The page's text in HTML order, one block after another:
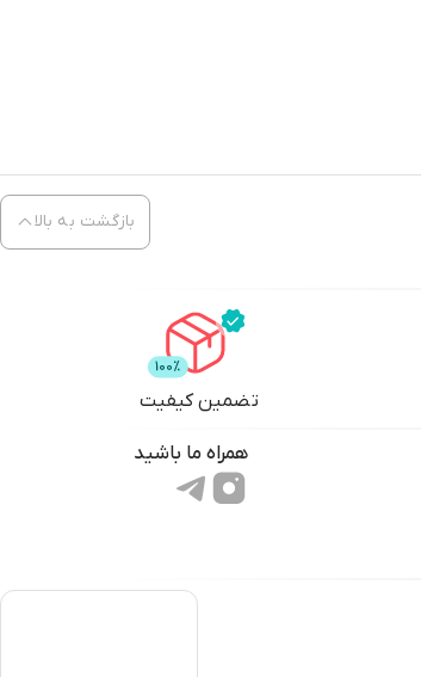
بازگشت به بالا
تضمین کیفیت
همراه ما باشید